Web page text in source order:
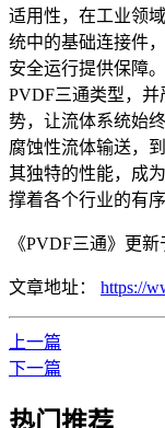
适用性，在工业领
统中的基础连接件
安全运行提供保障
PVDF三通类型，
势，让流体系统始
腐蚀性流体输送，
其独特的性能，成
撑着各个行业的有序
《PVDF三通》更新
文章地址： https://
上一篇
下一篇